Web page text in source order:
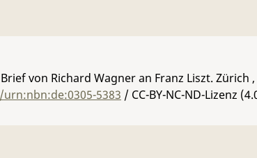
von Richard Wagner an Franz Liszt. Zürich ,
5383 / CC-BY-NC-ND-Lizenz